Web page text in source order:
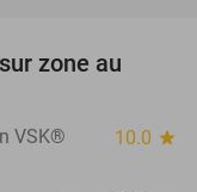
zone au
VSK® 10.0 star